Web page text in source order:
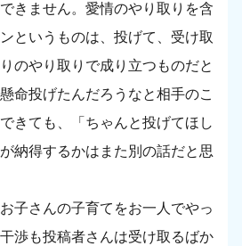
きません。愛情のやり取りを含
というものは、投げて、受け取
のやり取りで成り立つものだと
命投げたんだろうなと相手のこ
きても、「ちゃんと投げてほし
納得するかはまた別の話だと思
子さんの子育てをお一人でやっ
渉も投稿者さんは受け取るばか